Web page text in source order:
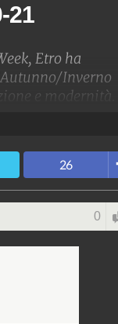
21
Etro ha
Inverno
e modernità.
26
0